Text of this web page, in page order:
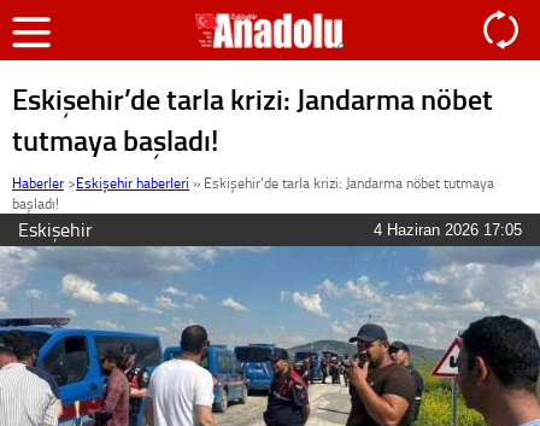
Eskişehir’de tarla krizi: Jandarma nöbet
tutmaya başladı!
Haberler >Eskişehir haberleri » Eskişehir’de tarla krizi: Jandarma nöbet tutmaya
başladı!
Eskişehir 4 Haziran 2026 17:05